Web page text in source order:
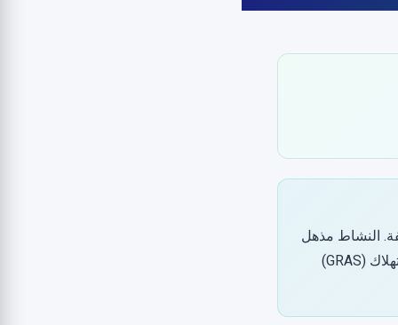
النشاط مذهل
في المختبر والحيوانات، لكن الأدلة على البشر عن طريق الفم ضعيفة جدًا. آمن للاستهلاك (GRAS)